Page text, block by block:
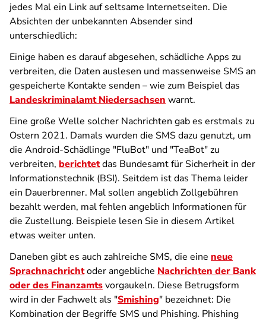
jedes Mal ein Link auf seltsame Internetseiten. Die
Absichten der unbekannten Absender sind
unterschiedlich:
Einige haben es darauf abgesehen, schädliche Apps zu
verbreiten, die Daten auslesen und massenweise SMS an
gespeicherte Kontakte senden – wie zum Beispiel das
Landeskriminalamt Niedersachsen warnt.
Eine große Welle solcher Nachrichten gab es erstmals zu
Ostern 2021. Damals wurden die SMS dazu genutzt, um
die Android-Schädlinge "FluBot" und "TeaBot" zu
verbreiten, berichtetdas Bundesamt für Sicherheit in der
Informationstechnik (BSI). Seitdem ist das Thema leider
ein Dauerbrenner. Mal sollen angeblich Zollgebühren
bezahlt werden, mal fehlen angeblich Informationen für
die Zustellung. Beispiele lesen Sie in diesem Artikel
etwas weiter unten.
Daneben gibt es auch zahlreiche SMS, die eine neue
Sprachnachrichtoder angebliche Nachrichten der Bank
oder des Finanzamtsvorgaukeln. Diese Betrugsform
wird in der Fachwelt als "Smishing" bezeichnet: Die
Kombination der Begriffe SMS und Phishing. Phishing